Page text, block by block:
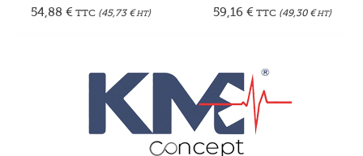
54,88 € TTC (45,73 €HT) 59,16 € TTC (49,30 €HT)